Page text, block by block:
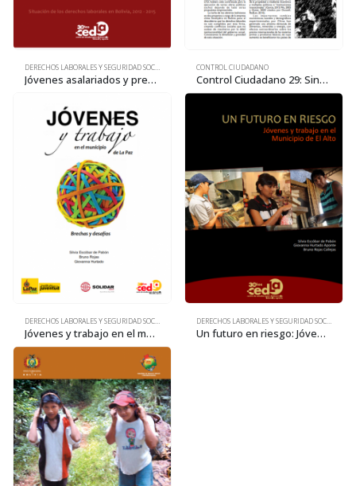
DERECHOS LABORALES Y SEGURIDAD SOCIAL
Jóvenes asalariados y precariedad laboral
CONTROL CIUDADANO
Control Ciudadano 29: Sinohydro pisoteo los derechos de los trabajadores
DERECHOS LABORALES Y SEGURIDAD SOCIAL
Jóvenes y trabajo en el municipio de La Paz: Brechas y desafíos
DERECHOS LABORALES Y SEGURIDAD SOCIAL
Un futuro en riesgo: Jóvenes y trabajo en el municipio de El Alto